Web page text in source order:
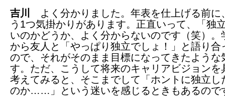
吉川
よく分かりました。年表を仕上げる前に
う1つ気掛かりがあります。正直いって、「独
いのかどうか、よく分からないのです（笑）。
から友人と「やっぱり独立でしょ！」と語り合
ので、それがそのまま目標になってきたような
す。ただ、こうして将来のキャリアビジョンを
考えてみると、そこまでして「ホントに独立し
のか……」という迷いを感じるときもあるので